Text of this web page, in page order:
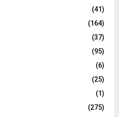
(41)
(164)
(37)
(95)
(6)
(25)
(1)
(275)